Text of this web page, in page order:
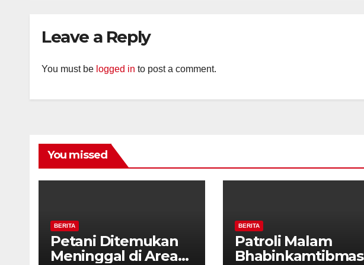
Leave a Reply
You must be logged in to post a comment.
You missed
BERITA
Petani Ditemukan
Meninggal di Area
BERITA
Patroli Malam
Bhabinkamtibmas